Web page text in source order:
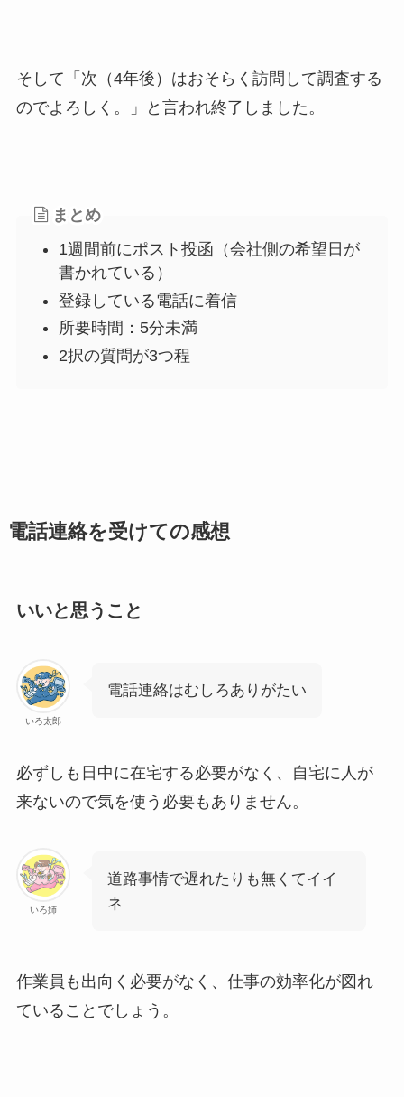
そして「次（4年後）はおそらく訪問して調査する
のでよろしく。」と言われ終了しました。
まとめ
1週間前にポスト投函（会社側の希望日が
書かれている）
登録している電話に着信
所要時間：5分未満
2択の質問が3つ程
電話連絡を受けての感想
いいと思うこと
いろ太郎
電話連絡はむしろありがたい
必ずしも日中に在宅する必要がなく、自宅に人が
来ないので気を使う必要もありません。
いろ姉
道路事情で遅れたりも無くてイイ
ネ
作業員も出向く必要がなく、仕事の効率化が図れ
ていることでしょう。